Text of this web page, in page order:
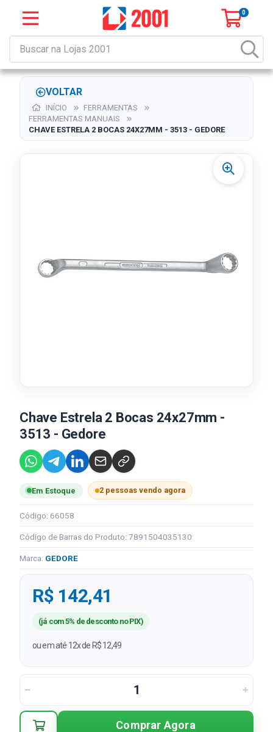
0
VOLTAR
INÍCIO
FERRAMENTAS
FERRAMENTAS MANUAIS
CHAVE ESTRELA 2 BOCAS 24X27MM - 3513 - GEDORE
Chave Estrela 2 Bocas 24x27mm -
3513 - Gedore
Em Estoque 2 pessoas vendo agora
Código: 66058
Código de Barras do Produto: 7891504035130
Marca: GEDORE
R$ 142,41
(já com 5% de desconto no PIX)
ou em até 12x de R$ 12,49
Comprar Agora